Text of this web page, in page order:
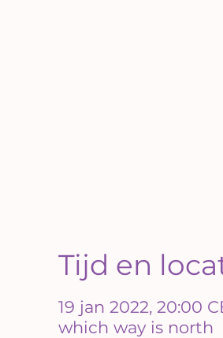
Tijd en
19 jan 2022, 20:00
which way is north